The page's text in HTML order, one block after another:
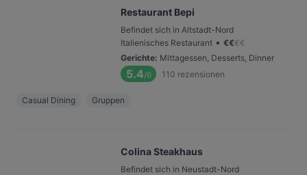
Restaurant Bepi
Befindet sich in Altstadt-Nord
Italienisches Restaurant • €€€€
Gerichte: Mittagessen, Desserts, Dinner
5.4/6 110 rezensionen
Casual Dining Gruppen
Colina Steakhaus
Befindet sich in Neustadt-Nord